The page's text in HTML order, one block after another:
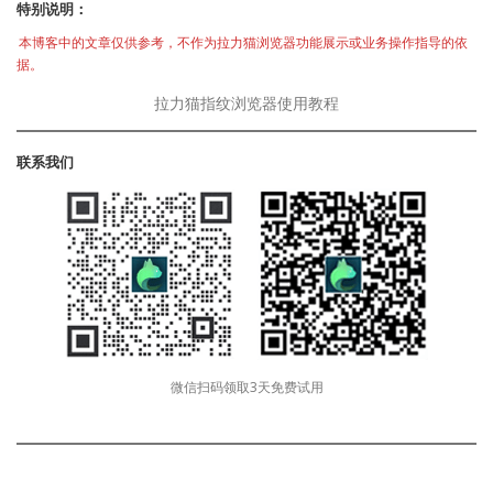
特别说明：
本博客中的文章仅供参考，不作为拉力猫浏览器功能展示或业务操作指导的依
据。
拉力猫指纹浏览器使用教程
联系我们
微信扫码领取3天免费试用